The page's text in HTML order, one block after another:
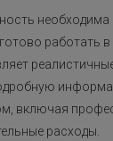
необходима
работать
включая
расходы.